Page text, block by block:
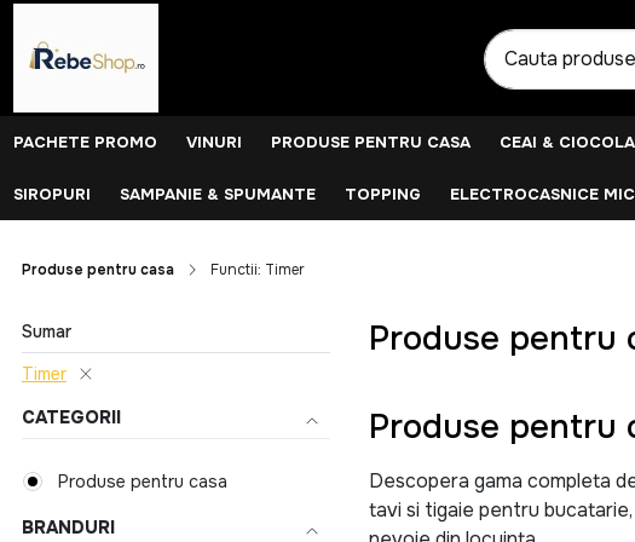
PACHETE PROMO VINURI PRODUSE PENTRU CASA CEAI &
SIROPURI SAMPANIE & SPUMANTE TOPPING ELECTROCASNICE
Produse pentru casa Functii: Timer
Sumar
Timer
CATEGORII
Produse pentru casa
BRANDURI
Produse pentru
Produse pentru
Descopera gama completa
tavi si tigaie pentru